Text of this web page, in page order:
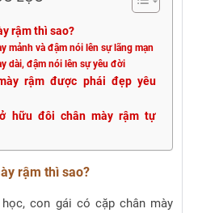
rậm thì sao?
mảnh và đậm nói lên sự lãng mạn
dài, đậm nói lên sự yêu đời
rậm được phái đẹp yêu
hữu đôi chân mày rậm tự
rậm thì sao?
con gái có cặp chân mày